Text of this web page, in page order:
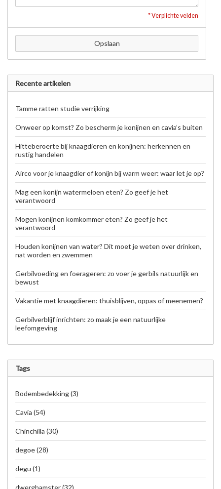
* Verplichte velden
Opslaan
Recente artikelen
Tamme ratten studie verrijking
Onweer op komst? Zo bescherm je konijnen en cavia’s buiten
Hitteberoerte bij knaagdieren en konijnen: herkennen en
rustig handelen
Airco voor je knaagdier of konijn bij warm weer: waar let je op?
Mag een konijn watermeloen eten? Zo geef je het
verantwoord
Mogen konijnen komkommer eten? Zo geef je het
verantwoord
Houden konijnen van water? Dit moet je weten over drinken,
nat worden en zwemmen
Gerbilvoeding en foerageren: zo voer je gerbils natuurlijk en
bewust
Vakantie met knaagdieren: thuisblijven, oppas of meenemen?
Gerbilverblijf inrichten: zo maak je een natuurlijke
leefomgeving
Tags
Bodembedekking(3)
Cavia (54)
Chinchilla (30)
degoe(28)
degu (1)
dwerghamster(32)